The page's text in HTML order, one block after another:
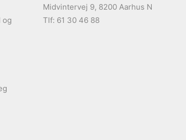
og
Midvintervej 9, 8200 Aarhus N
Tlf: 61 30 46 88